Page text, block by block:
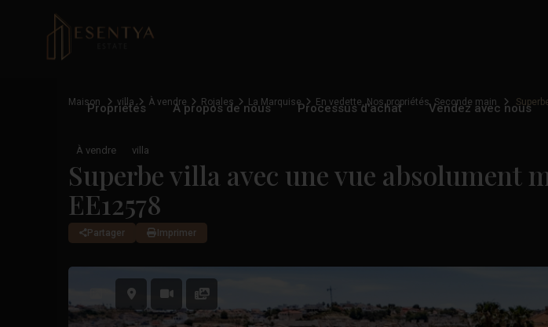
Propriétés A propos de nous Processus d'achat Vendez avec nous
Maison villa À vendre Rojales La Marquise En vedette,Nos propriétés, Seconde main
À vendre villa
Superbe villa avec une vue absolument
EE12578
Partager Imprimer